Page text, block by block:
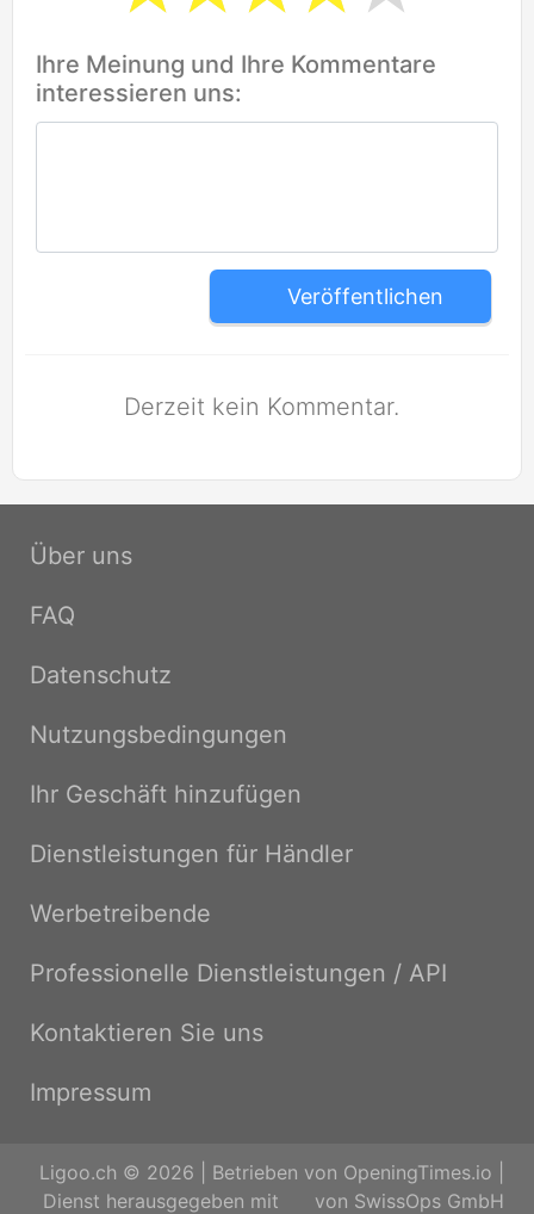
Ihre Meinung und Ihre Kommentare
interessieren uns:
Veröffentlichen
Derzeit kein Kommentar.
Über uns
FAQ
Datenschutz
Nutzungsbedingungen
Ihr Geschäft hinzufügen
Dienstleistungen für Händler
Werbetreibende
Professionelle Dienstleistungen / API
Kontaktieren Sie uns
Impressum
Ligoo.ch © 2026 | Betrieben von OpeningTimes.io
Dienst herausgegeben mit
von SwissOps GmbH